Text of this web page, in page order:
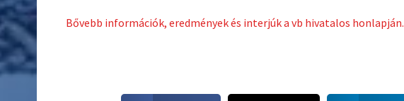
Bővebb információk, eredmények és interjúk a vb hivatalos honlapján.